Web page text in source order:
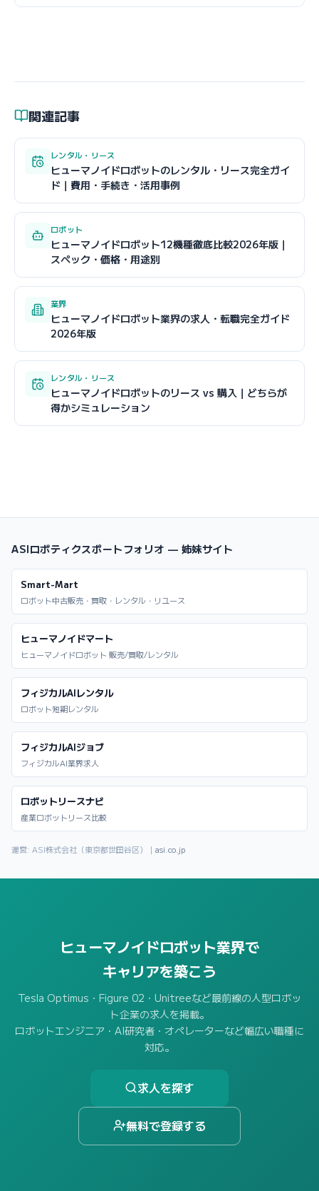
関連記事
レンタル・リース
ヒューマノイドロボットのレンタル・リース完全ガイ
ド｜費用・手続き・活用事例
ロボット
ヒューマノイドロボット12機種徹底比較2026年版｜
スペック・価格・用途別
業界
ヒューマノイドロボット業界の求人・転職完全ガイド
2026年版
レンタル・リース
ヒューマノイドロボットのリース vs 購入｜どちらが
得かシミュレーション
ASIロボティクスポートフォリオ — 姉妹サイト
Smart-Mart
ロボット中古販売・買取・レンタル・リユース
ヒューマノイドマート
ヒューマノイドロボット 販売/買取/レンタル
フィジカルAIレンタル
ロボット短期レンタル
フィジカルAIジョブ
フィジカルAI業界求人
ロボットリースナビ
産業ロボットリース比較
運営: ASI株式会社（東京都世田谷区）｜ asi.co.jp
ヒューマノイドロボット業界で
キャリアを築こう
Tesla Optimus・Figure 02・Unitreeなど最前線の人型ロボッ
ト企業の求人を掲載。
ロボットエンジニア・AI研究者・オペレーターなど幅広い職種に
対応。
求人を探す
無料で登録する